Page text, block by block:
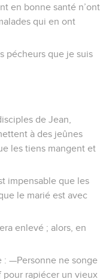
en bonne santé n’ont
qui en ont
pécheurs que je suis
de Jean,
à des jeûnes
les tiens mangent et
impensable que les
le marié est avec
enlevé ; alors, en
: —Personne ne songe
pour rapiécer un vieux